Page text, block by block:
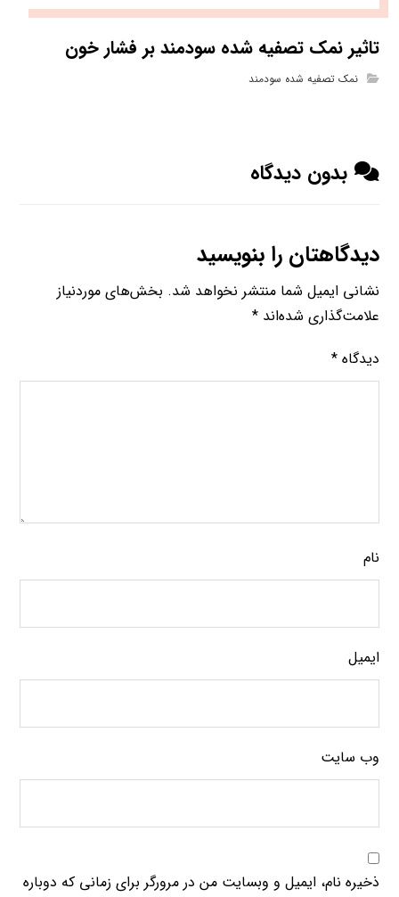
تاثیر نمک تصفیه شده سودمند بر فشار خون
نمک تصفیه شده سودمند
بدون دیدگاه
دیدگاهتان را بنویسید
نشانی ایمیل شما منتشر نخواهد شد. بخش‌های موردنیاز
علامت‌گذاری شده‌اند*
دیدگاه*
نام
ایمیل
وب‌ سایت
ذخیره نام، ایمیل و وبسایت من در مرورگر برای زمانی که دوباره